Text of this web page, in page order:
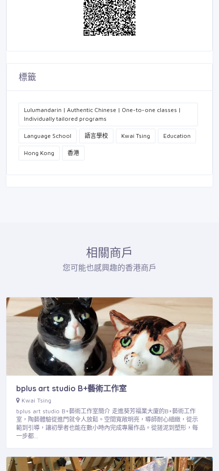
標籤
Lulumandarin | Authentic Chinese | One-to-one classes |
Individually tailored programs
Language School 語言學校 Kwai Tsing Education
Hong Kong 香港
相關商戶
您可能也感興趣的香港商戶
bplus art studio B+藝術工作室
Kwai Tsing
bplus art studio B+藝術工作室簡介 走進葵芳福業大廈的B+藝術工作
室，陶藝體驗從進門就令人放鬆。空間寬敞明亮，導師耐心細緻，從示
範到引導，讓初學者也能在數小時內完成專屬作品。從搓泥到塑形，每
一步都…